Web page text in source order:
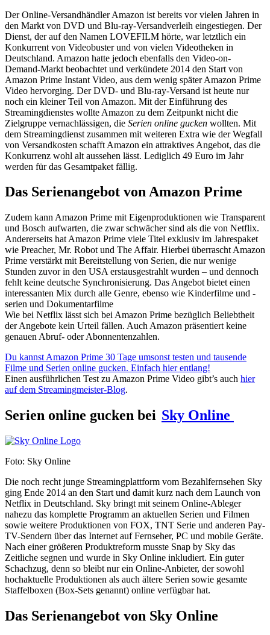
Der Online-Versandhändler Amazon ist bereits vor vielen Jahren in
den Markt von DVD und Blu-ray-Versandverleih eingestiegen. Der
Dienst, der auf den Namen LOVEFILM hörte, war letztlich ein
Konkurrent von Videobuster und von vielen Videotheken in
Deutschland. Amazon hatte jedoch ebenfalls den Video-on-
Demand-Markt beobachtet und verkündete 2014 den Start von
Amazon Prime Instant Video, aus dem wenig später Amazon Prime
Video hervorging. Der DVD- und Blu-ray-Versand ist heute nur
noch ein kleiner Teil von Amazon. Mit der Einführung des
Streamingdienstes wollte Amazon zu dem Zeitpunkt nicht die
Zielgruppe vernachlässigen, die Serien online gucken wollten. Mit
dem Streamingdienst zusammen mit weiteren Extra wie der Wegfall
von Versandkosten schafft Amazon ein attraktives Angebot, das die
Konkurrenz wohl alt aussehen lässt. Lediglich 49 Euro im Jahr
werden für das Gesamtpaket fällig.
Das Serienangebot von Amazon Prime
Zudem kann Amazon Prime mit Eigenproduktionen wie Transparent
und Bosch aufwarten, die zwar schwächer sind als die von Netflix.
Andererseits hat Amazon Prime viele Titel exklusiv im Jahrespaket
wie Preacher, Mr. Robot und The Affair. Hierbei überrascht Amazon
Prime verstärkt mit Bereitstellung von Serien, die nur wenige
Stunden zuvor in den USA erstausgestrahlt wurden – und dennoch
fehlt keine deutsche Synchronisierung. Das Angebot bietet einen
interessanten Mix durch alle Genre, ebenso wie Kinderfilme und -
serien und Dokumentarfilme
Wie bei Netflix lässt sich bei Amazon Prime bezüglich Beliebtheit
der Angebote kein Urteil fällen. Auch Amazon präsentiert keine
genauen Abruf- oder Abonnentenzahlen.
Du kannst Amazon Prime 30 Tage umsonst testen und tausende
Filme und Serien online gucken. Einfach hier entlang!
Einen ausführlichen Test zu Amazon Prime Video gibt’s auch hier
auf dem Streamingmeister-Blog.
Serien online gucken bei Sky Online
Foto: Sky Online
Die noch recht junge Streamingplattform vom Bezahlfernsehen Sky
ging Ende 2014 an den Start und damit kurz nach dem Launch von
Netflix in Deutschland. Sky bringt mit seinem Online-Ableger
nahezu das komplette Programm an aktuellen Serien und Filmen
sowie weitere Produktionen von FOX, TNT Serie und anderen Pay-
TV-Sendern über das Internet auf Fernseher, PC und mobile Geräte.
Nach einer größeren Produktreform musste Snap by Sky das
Zeitliche segnen und wurde in Sky Online inkludiert. Ein guter
Schachzug, denn so bleibt nur ein Online-Anbieter, der sowohl
hochaktuelle Produktionen als auch ältere Serien sowie gesamte
Staffelboxen (Box-Sets genannt) online verfügbar hat.
Das Serienangebot von Sky Online